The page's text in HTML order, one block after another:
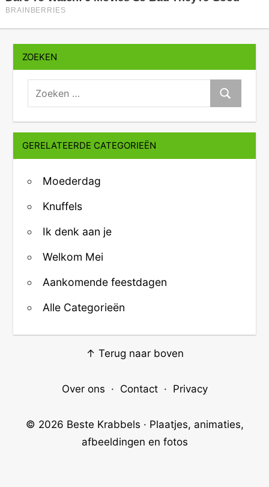
ZOEKEN
zoeken:
Zoeken
GERELATEERDE CATEGORIEËN
Moederdag
Knuffels
Ik denk aan je
Welkom Mei
Aankomende feestdagen
Alle Categorieën
↑ Terug naar boven
Over ons · Contact· Privacy
© 2026 Beste Krabbels · Plaatjes, animaties,
afbeeldingen en fotos